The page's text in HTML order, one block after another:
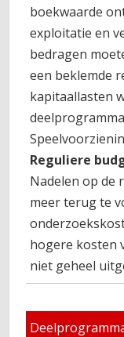
boekwaarde
exploitatie en
bedragen
een beklemde
kapitaallasten
Reguliere
Nadelen op de
meer terug te
hogere kosten
niet geheel